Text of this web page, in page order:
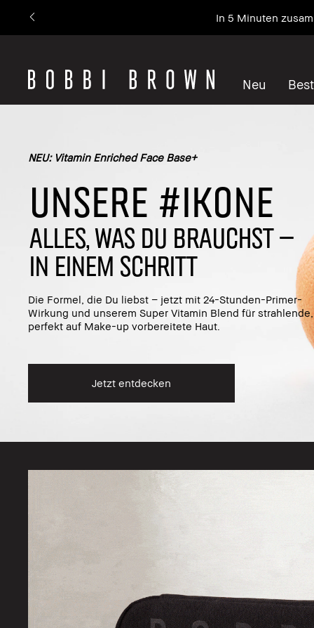
In 5 Minuten
Neu
NEU: Vitamin Enriched Face Base+
UNSERE #IKONE
ALLES, WAS DU BRAUCHST –
IN EINEM SCHRITT
Die Formel, die Du liebst – jetzt mit 24-Stunden-Primer-
Wirkung und unserem Super Vitamin Blend für strahlende,
perfekt auf Make-up vorbereitete Haut.
Jetzt entdecken